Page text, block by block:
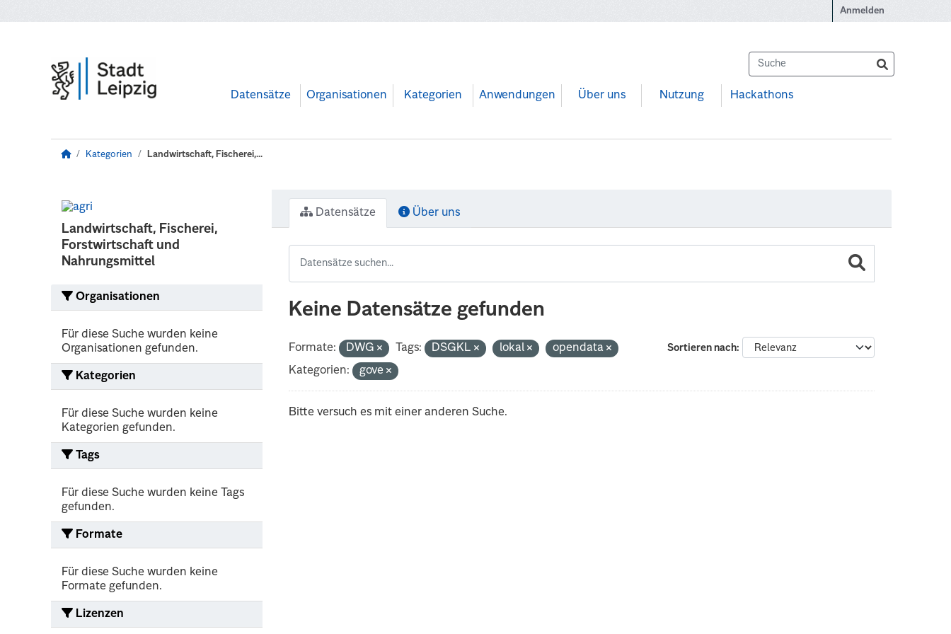
Anmelden
Datensätze Organisationen Kategorien Anwendungen Über uns Nutzung Hackathons
Kategorien Landwirtschaft, Fischerei,...
Landwirtschaft, Fischerei,
Forstwirtschaft und
Nahrungsmittel
Organisationen
Für diese Suche wurden keine
Organisationen gefunden.
Kategorien
Für diese Suche wurden keine
Kategorien gefunden.
Tags
Für diese Suche wurden keine Tags
gefunden.
Formate
Für diese Suche wurden keine
Formate gefunden.
Lizenzen
Datensätze Über uns
Keine Datensätze gefunden
Sortieren nach
Formate: DWG Tags: DSGKL lokal
opendata
Kategorien:
gove
Bitte versuch es mit einer anderen Suche.